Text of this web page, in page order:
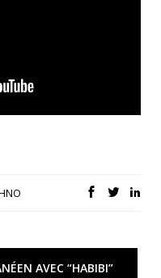
AVEC “HABIBI”